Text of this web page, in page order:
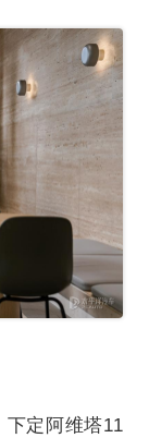
下定阿维塔11